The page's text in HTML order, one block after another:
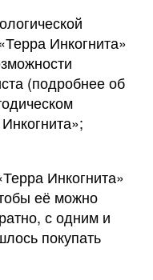
Инкогнита»
(подробнее об
Инкогнита»
её можно
с одним и
покупать